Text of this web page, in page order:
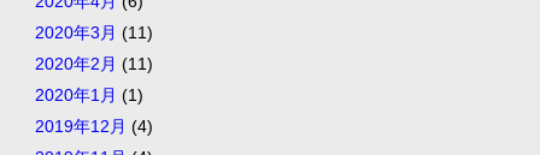
2020年3月 (11)
2020年2月 (11)
2020年1月 (1)
2019年12月 (4)